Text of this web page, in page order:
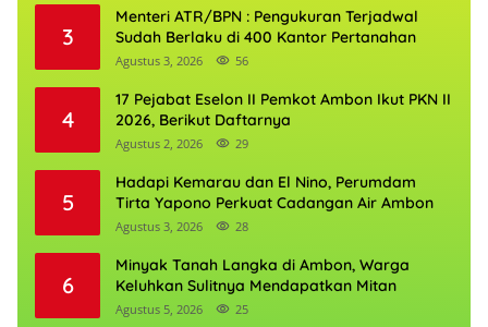
3
Menteri ATR/BPN : Pengukuran Terjadwal
Sudah Berlaku di 400 Kantor Pertanahan
Agustus 3, 2026 56
4
17 Pejabat Eselon II Pemkot Ambon Ikut PKN II
2026, Berikut Daftarnya
Agustus 2, 2026 29
5
Hadapi Kemarau dan El Nino, Perumdam
Tirta Yapono Perkuat Cadangan Air Ambon
Agustus 3, 2026 28
6
Minyak Tanah Langka di Ambon, Warga
Keluhkan Sulitnya Mendapatkan Mitan
Agustus 5, 2026 25